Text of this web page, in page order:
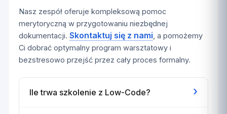
Nasz zespół oferuje kompleksową pomoc
merytoryczną w przygotowaniu niezbędnej
dokumentacji. Skontaktuj się z nami , a pomożemy
Ci dobrać optymalny program warsztatowy i
bezstresowo przejść przez cały proces formalny.
Ile trwa szkolenie z Low-Code? ›